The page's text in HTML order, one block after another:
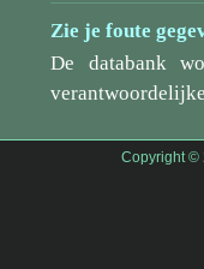
Zie je foute
De databank
Copyright ©